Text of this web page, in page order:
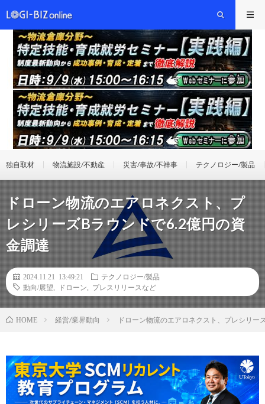
独自取材 物流施設/不動産 災害/事故/不祥事 テクノロジー/製品
ドローン物流のエアロネクスト、プ
レシリーズBラウンドで6.2億円の資
金調達
2024.11.21 13:49:21
テクノロジー/製品
動向/展望
ドローン プレスリリースなど
HOME 経営/業界動向 ドローン物流のエアロネクスト、プレシリー